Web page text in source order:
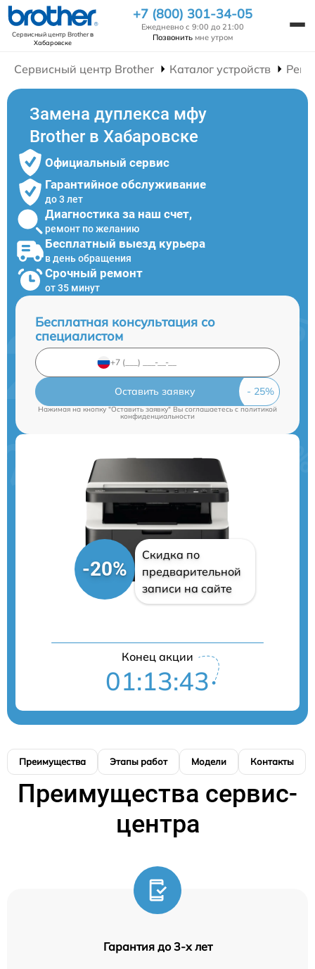
Сервисный центр Brotherв
Хабаровске
+7 (800) 301-34-05
Ежедневно с 9:00 до 21:00
Позвонить мне утром
Сервисный центр Brother Каталог устройств
Замена дуплекса мфу
Brother в Хабаровске
Официальный сервис
Гарантийное обслуживание
до 3 лет
Диагностика за наш счет,
ремонт по желанию
Бесплатный выезд курьера
в день обращения
Срочный ремонт
от 35 минут
Бесплатная консультация со
специалистом
Оставить заявку
Нажимая на кнопку "Оставить заявку" Вы соглашаетесь cполитикой
конфиденциальности
-20%
Скидка по
предварительной
записи на сайте
Конец акции
01:13:43
Преимущества Этапы работ Модели Контакты
Преимущества сервис-
центра
Гарантия до 3-х лет